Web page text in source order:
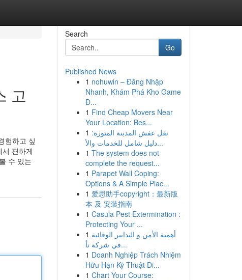
고
험하고 싶
편하게
수 있는
Search
Go
Published News
1 nohuwin – Đăng Nhập
Nhanh, Khám Phá Kho Game
Đ...
1 Find Cheap Movers Near
Your Location: Bes...
1 نقل عفش المدينة المنورة:
دليل شامل للخدمات والأ...
1 The system does not
complete the request...
1 Parapet Wall Coping:
Options & A Simple Plac...
1 爱思助手copyright：最新版
本 及 安装指南
1 Casula Pest Extermination :
Protecting Your ...
1 أهمية الأمن و التدابير الوقائية
في شركة تأ...
1 Doanh Nghiệp Trách Nhiệm
Hữu Hạn Kỹ Thuật Đi...
1 Chart Your Course: